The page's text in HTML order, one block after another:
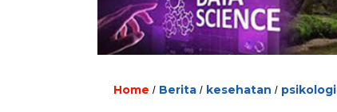
Home / Berita / kesehatan / psikologi